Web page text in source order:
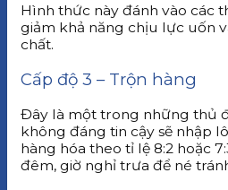
Hình thức này đánh vào các
giảm khả năng chịu lực uốn
chất.
Cấp độ 3 – Trộn hàng
Đây là một trong những thủ
không đáng tin cậy sẽ nhập
hàng hóa theo tỉ lệ 8:2 hoặc
đêm, giờ nghỉ trưa để né